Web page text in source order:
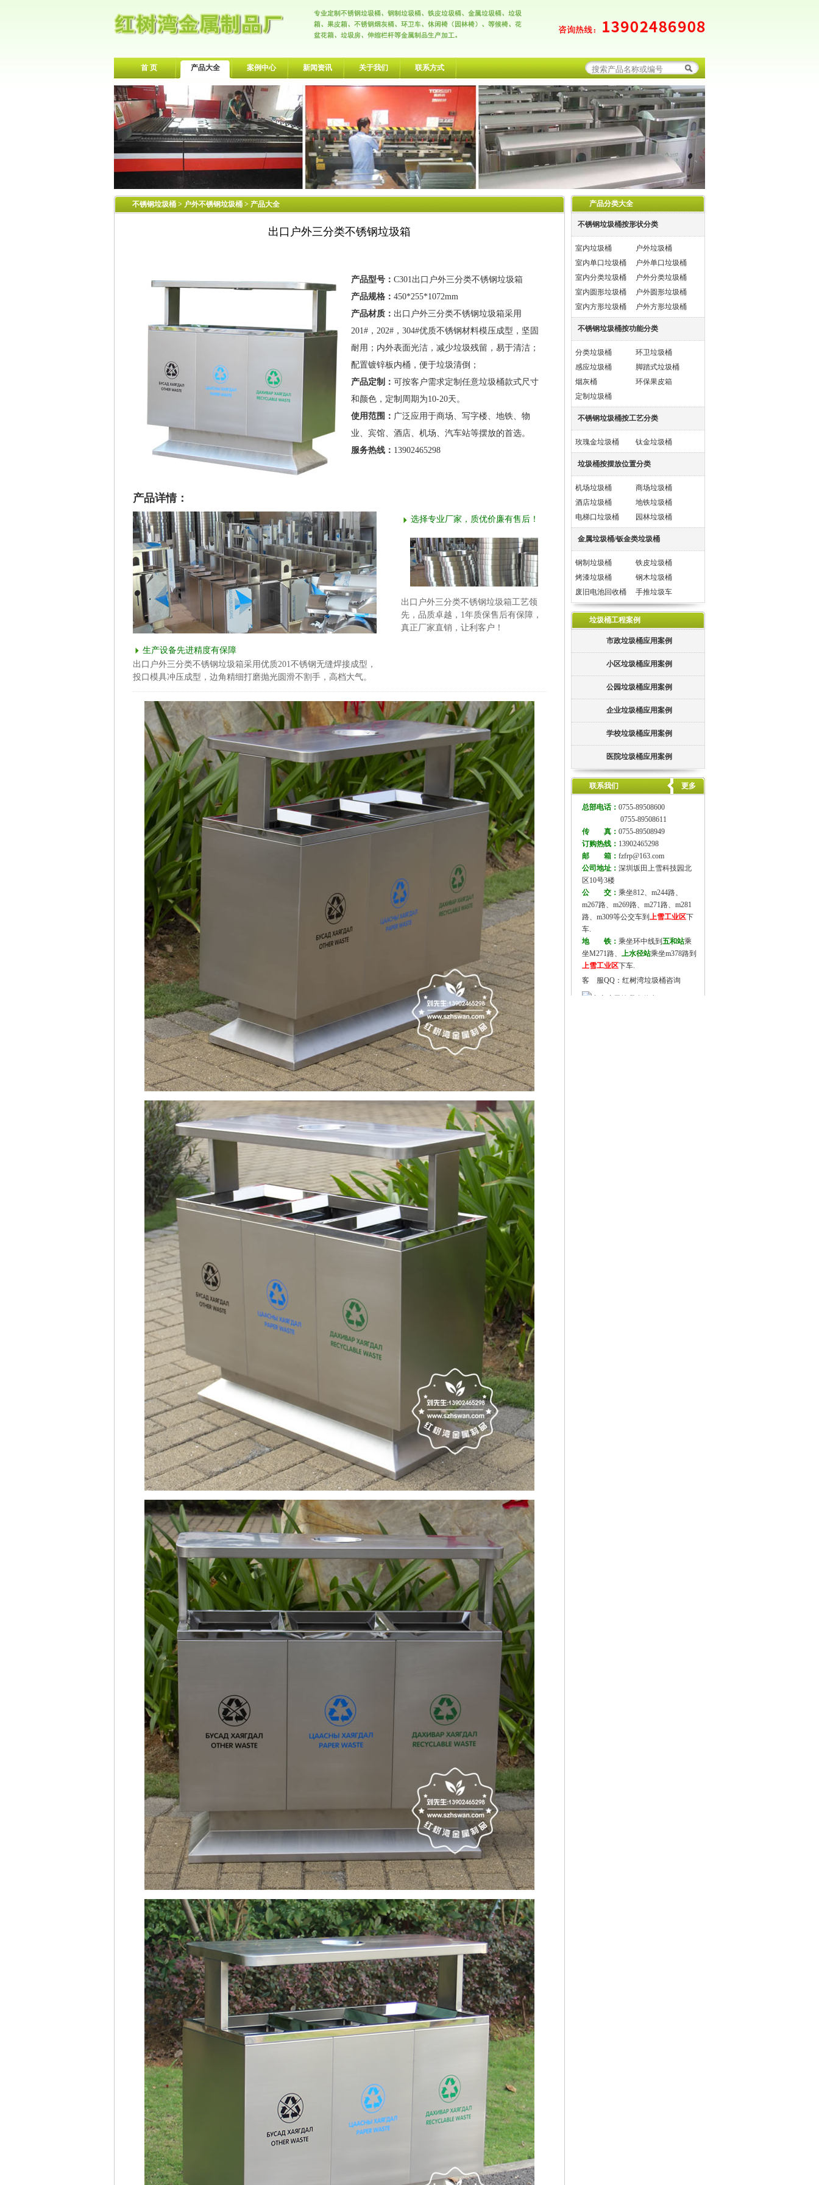
首 页 产品大全 案例中心 新闻资讯 关于我们 联系方式
不锈钢垃圾桶 > 户外不锈钢垃圾桶 > 产品大全
出口户外三分类不锈钢垃圾箱
产品型号： C301出口户外三分类不锈钢垃圾箱
产品规格： 450*255*1072mm
产品材质： 出口户外三分类不锈钢垃圾箱采用
201#，202#，304#优质不锈钢材料模压成型，坚固
耐用；内外表面光洁，减少垃圾残留，易于清洁；
配置镀锌板内桶，便于垃圾清倒；
产品定制： 可按客户需求定制任意垃圾桶款式尺寸
和颜色，定制周期为10-20天。
使用范围： 广泛应用于商场、写字楼、地铁、物
业、宾馆、酒店、机场、汽车站等摆放的首选。
服务热线： 13902465298
产品详情：
生产设备先进精度有保障
出口户外三分类不锈钢垃圾箱采用优质201不锈钢无缝焊接成型，
投口模具冲压成型，边角精细打磨抛光圆滑不割手，高档大气。
选择专业厂家，质优价廉有售后！
出口户外三分类不锈钢垃圾箱工艺领
先，品质卓越，1年质保售后有保障，
真正厂家直销，让利客户！
产品分类大全
不锈钢垃圾桶按形状分类
室内垃圾桶
户外垃圾桶
室内单口垃圾桶
户外单口垃圾桶
室内分类垃圾桶
户外分类垃圾桶
室内圆形垃圾桶
户外圆形垃圾桶
室内方形垃圾桶
户外方形垃圾桶
不锈钢垃圾桶按功能分类
分类垃圾桶
环卫垃圾桶
感应垃圾桶
脚踏式垃圾桶
烟灰桶
环保果皮箱
定制垃圾桶
不锈钢垃圾桶按工艺分类
玫瑰金垃圾桶 钛金垃圾桶
垃圾桶按摆放位置分类
机场垃圾桶
商场垃圾桶
酒店垃圾桶
地铁垃圾桶
电梯口垃圾桶
园林垃圾桶
金属垃圾桶/钣金类垃圾桶
钢制垃圾桶
铁皮垃圾桶
烤漆垃圾桶
钢木垃圾桶
废旧电池回收桶
手推垃圾车
垃圾桶工程案例
市政垃圾桶应用案例
小区垃圾桶应用案例
公园垃圾桶应用案例
企业垃圾桶应用案例
学校垃圾桶应用案例
医院垃圾桶应用案例